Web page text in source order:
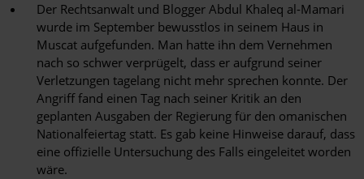
Der Rechtsanwalt und Blogger Abdul Khaleq al-Mamari
wurde im September bewusstlos in seinem Haus in
Muscat aufgefunden. Man hatte ihn dem Vernehmen
nach so schwer verprügelt, dass er aufgrund seiner
Verletzungen tagelang nicht mehr sprechen konnte. Der
Angriff fand einen Tag nach seiner Kritik an den
geplanten Ausgaben der Regierung für den omanischen
Nationalfeiertag statt. Es gab keine Hinweise darauf, dass
eine offizielle Untersuchung des Falls eingeleitet worden
wäre.